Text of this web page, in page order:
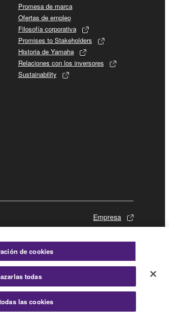
Promesa de marca
Ofertas de empleo
Filosofía corporativa
Promises to Stakeholders
Historia de Yamaha
Relaciones con los inversores
Sustainability
Empresa
de cookies
todas
las cookies